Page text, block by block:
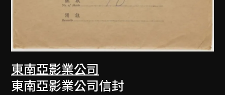
東南亞影業公司
東南亞影業公司信封